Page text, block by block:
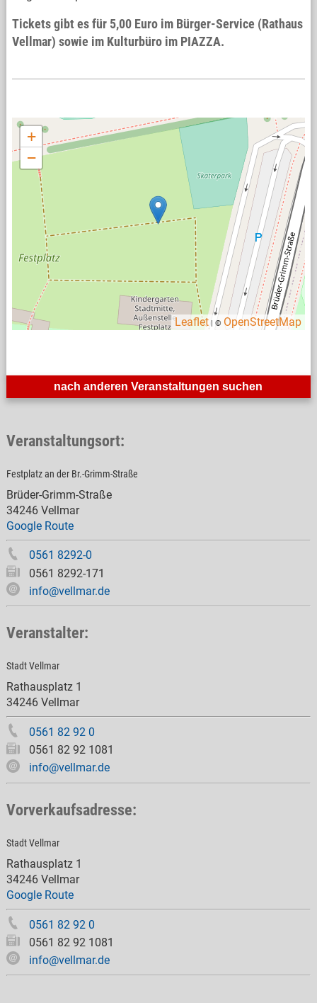
nach anderen Veranstaltungen suchen
Veranstaltungsort:
Festplatz an der Br.-Grimm-Straße
Brüder-Grimm-Straße
34246 Vellmar
Google Route
0561 8292-0
0561 8292-171
info@vellmar.de
Veranstalter:
Stadt Vellmar
Rathausplatz 1
34246 Vellmar
0561 82 92 0
0561 82 92 1081
info@vellmar.de
Vorverkaufsadresse:
Stadt Vellmar
Rathausplatz 1
34246 Vellmar
Google Route
0561 82 92 0
0561 82 92 1081
info@vellmar.de
Tickets gibt es für 5,00 Euro im Bürger-Service (Rathaus
Vellmar) sowie im Kulturbüro im PIAZZA.
+
−
Leaflet | © OpenStreetMap